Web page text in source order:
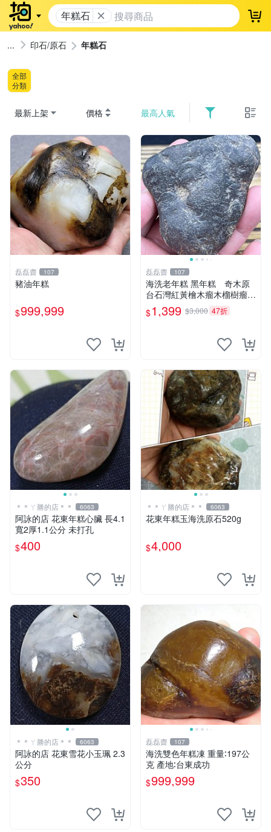
年糕石 登
印石/原石 年糕石
全部
分類
最新上架 價格 最高人氣
磊磊齋 107
豬油年糕
$999,999
磊磊齋 107
海洗老年糕 黑年糕 奇木原
台石灣紅黃檜木瘤木榴樹瘤樹
榴木雕滿釘閃花瘤沉水釘仔花
一級木肖楠土豆瘤鳳尾瘤倒吊
烏木陰沉香梢楠精油黃金磚福
$1,399 $3,000 47折
＊＊ㄚ勝的店＊＊ 6063
阿詠的店 花東年糕心臟 長4.1
寬2厚1.1公分 未打孔
$400
＊＊ㄚ勝的店＊＊ 6063
花東年糕玉海洗原石520g
$4,000
＊＊ㄚ勝的店＊＊ 6063
阿詠的店 花東雪花小玉珮 2.3
公分
$350
磊磊齋 107
海洗雙色年糕凍 重量∶197公
克 產地∶台東成功
$999,999